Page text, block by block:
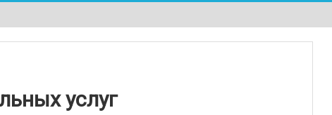
услуг